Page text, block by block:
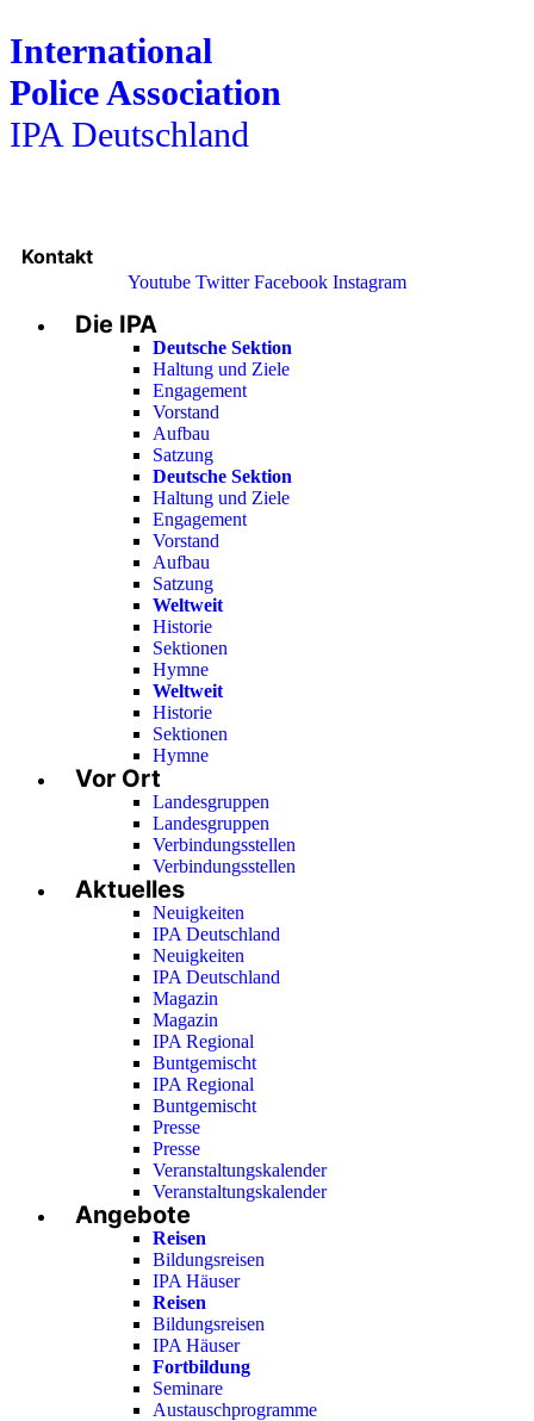
International
Police Association
IPA Deutschland
Kontakt
Youtube Twitter Facebook Instagram
Menu
Die IPA
Deutsche Sektion
Haltung und Ziele
Engagement
Vorstand
Aufbau
Satzung
Deutsche Sektion
Haltung und Ziele
Engagement
Vorstand
Aufbau
Satzung
Weltweit
Historie
Sektionen
Hymne
Weltweit
Historie
Sektionen
Hymne
Vor Ort
Landesgruppen
Landesgruppen
Verbindungsstellen
Verbindungsstellen
Aktuelles
Neuigkeiten
IPA Deutschland
Neuigkeiten
IPA Deutschland
Magazin
Magazin
IPA Regional
Buntgemischt
IPA Regional
Buntgemischt
Presse
Presse
Veranstaltungskalender
Veranstaltungskalender
Angebote
Reisen
Bildungsreisen
IPA Häuser
Reisen
Bildungsreisen
IPA Häuser
Fortbildung
Seminare
Austauschprogramme